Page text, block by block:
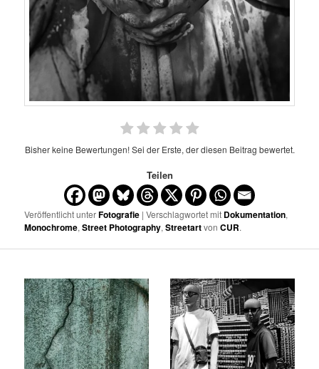
Bisher keine Bewertungen! Sei der Erste, der diesen Beitrag bewertet.
Teilen
Veröffentlicht unterFotografie | Verschlagwortet mit Dokumentation,
Monochrome,Street Photography,StreetartvonCUR.